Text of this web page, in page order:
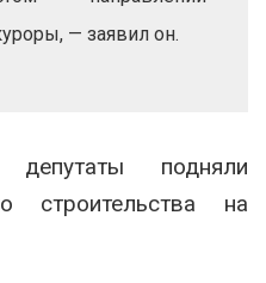
— заявил он.
подняли
строительства на